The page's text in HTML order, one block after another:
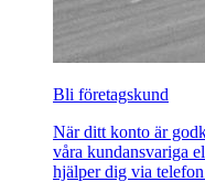
Bli företagskund
När ditt konto är
våra kundansvariga
hjälper dig via